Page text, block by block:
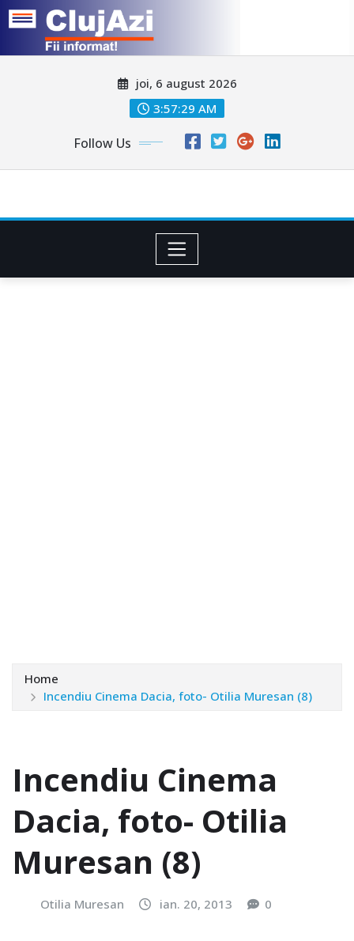
joi, 6 august 2026
3:57:31 AM
Follow Us
Home
Incendiu Cinema Dacia, foto- Otilia Muresan (8)
Incendiu Cinema
Dacia, foto- Otilia
Muresan (8)
Otilia Muresan ian. 20, 2013 0